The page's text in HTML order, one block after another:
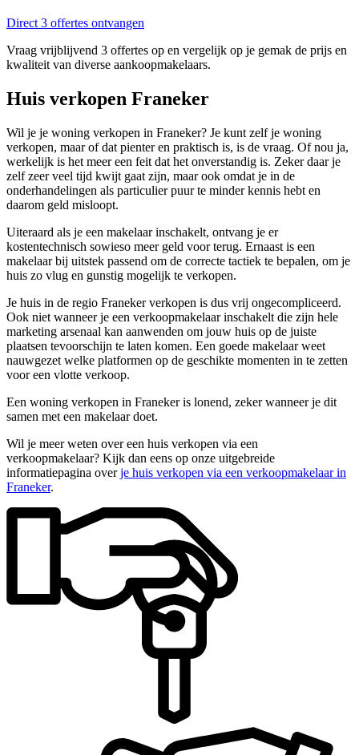
Direct 3 offertes ontvangen
Vraag vrijblijvend 3 offertes op en vergelijk op je gemak de prijs en
kwaliteit van diverse aankoopmakelaars.
Huis verkopen Franeker
Wil je je woning verkopen in Franeker? Je kunt zelf je woning
verkopen, maar of dat pienter en praktisch is, is de vraag. Of nou ja,
werkelijk is het meer een feit dat het onverstandig is. Zeker daar je
zelf zeer veel tijd kwijt gaat zijn, maar ook omdat je in de
onderhandelingen als particulier puur te minder kennis hebt en
daarom geld misloopt.
Uiteraard als je een makelaar inschakelt, ontvang je er
kostentechnisch sowieso meer geld voor terug. Ernaast is een
makelaar bij uitstek passend om de correcte tactiek te bepalen, om je
huis zo vlug en gunstig mogelijk te verkopen.
Je huis in de regio Franeker verkopen is dus vrij ongecompliceerd.
Ook niet wanneer je een verkoopmakelaar inschakelt die zijn hele
marketing arsenaal kan aanwenden om jouw huis op de juiste
plaatsen tevoorschijn te laten komen. Een goede makelaar weet
nauwgezet welke platformen op de geschikte momenten in te zetten
voor een vlotte verkoop.
Een woning verkopen in Franeker is lonend, zeker wanneer je dit
samen met een makelaar doet.
Wil je meer weten over een huis verkopen via een
verkoopmakelaar? Kijk dan eens op onze uitgebreide
informatiepagina overje huis verkopen via een verkoopmakelaar in
Franeker.